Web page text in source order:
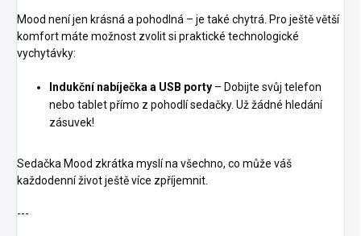
Mood není jen krásná a pohodlná – je také chytrá. Pro ještě větší
komfort máte možnost zvolit si praktické technologické
vychytávky:
Indukční nabíječka a USB porty – Dobijte svůj telefon
nebo tablet přímo z pohodlí sedačky. Už žádné hledání
zásuvek!
Sedačka Mood zkrátka myslí na všechno, co může váš
každodenní život ještě více zpříjemnit.
---